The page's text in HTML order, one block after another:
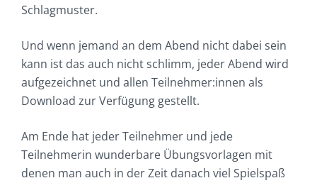
Schlagmuster.
Und wenn jemand an dem Abend nicht dabei sein
kann ist das auch nicht schlimm, jeder Abend wird
aufgezeichnet und allen Teilnehmer:innen als
Download zur Verfügung gestellt.
Am Ende hat jeder Teilnehmer und jede
Teilnehmerin wunderbare Übungsvorlagen mit
denen man auch in der Zeit danach viel Spielspaß